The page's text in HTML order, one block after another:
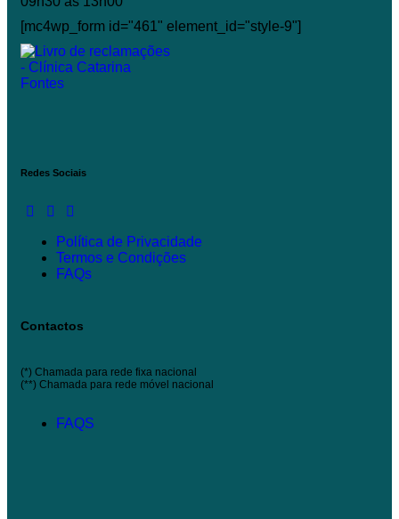
[mc4wp_form id="461" element_id="style-9"]
Redes Sociais
Política de Privacidade
Termos e Condições
FAQs
Contactos
(*) Chamada para rede fixa nacional
(**) Chamada para rede móvel nacional
FAQS